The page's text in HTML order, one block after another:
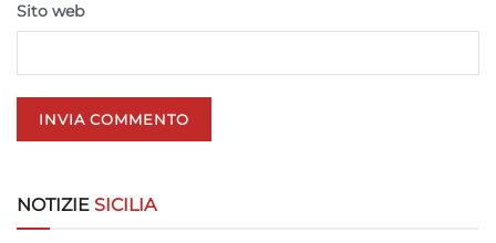
Sito web
NOTIZIE SICILIA